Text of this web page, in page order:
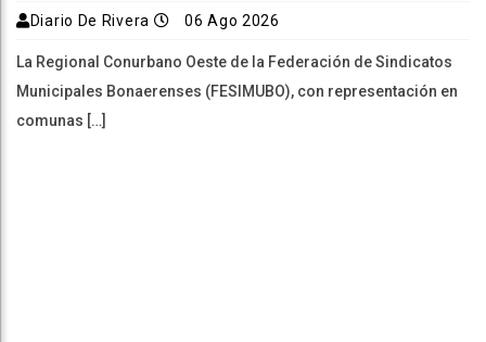
Diario De Rivera 06 Ago 2026
La Regional Conurbano Oeste de la Federación de Sindicatos
Municipales Bonaerenses (FESIMUBO), con representación en
comunas […]